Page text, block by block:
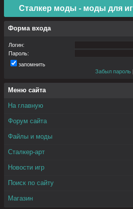
Сталкер моды - моды для
Форма входа
Логин:
Пароль:
запомнить
Забыл пароль
Меню сайта
На главную
Форум сайта
Файлы и моды
Сталкер-арт
Новости игр
Поиск по сайту
Магазин